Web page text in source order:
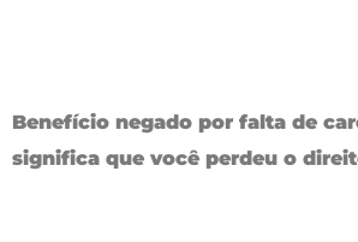
Benefício negado por falta de
significa que você perdeu o